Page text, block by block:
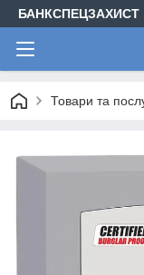
БАНКСПЕЦЗАХИСТ
Товари та